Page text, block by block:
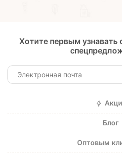
Хотите первым узнавать
Блог
Оптовым